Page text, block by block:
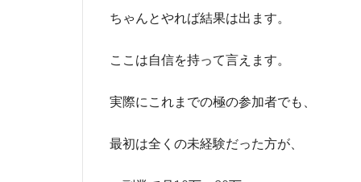
ちゃんとやれば結果は出ます。
ここは自信を持って言えます。
実際にこれまでの極の参加者でも、
最初は全くの未経験だった方が、